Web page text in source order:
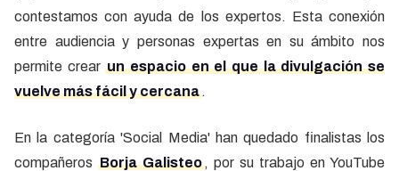
contestamos con ayuda de los expertos. Esta conexión
entre audiencia y personas expertas en su ámbito nos
permite crearun espacio en el que la divulgación se
vuelve más fácil y cercana .
En la categoría 'Social Media' han quedado finalistas los
compañeros Borja Galisteo , por su trabajo en YouTube